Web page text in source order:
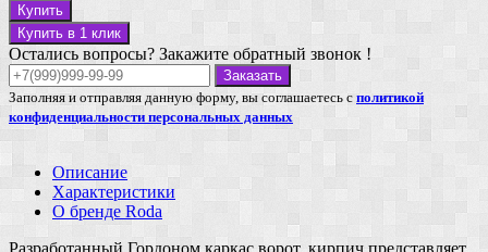
Купить
Купить в 1 клик
Остались вопросы? Закажите обратный звонок !
Заказать
Заполняя и отправляя данную форму, вы соглашаетесь с политикой
конфиденциальности персональных данных
Описание
Характеристики
О бренде Roda
Разработанный Гордоном каркас ворот, кирпич представляет